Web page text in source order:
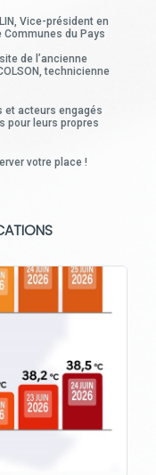
Vice-président en
Communes du Pays
de l’ancienne
technicienne
et acteurs engagés
pour leurs propres
votre place !